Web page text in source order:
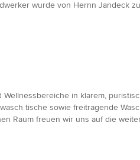
wurde von Hernn Jandeck
in klarem,
tische sowie freitragende
Raum freuen wir uns auf die